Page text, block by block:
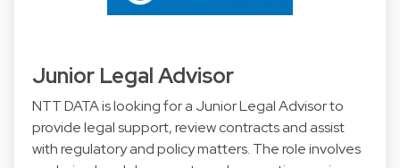
Junior Legal Advisor
NTT DATA is looking for a Junior Legal Advisor to
provide legal support, review contracts and assist
with regulatory and policy matters. The role involves